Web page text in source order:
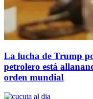
La lucha de Trump
petrolero está
orden mundial